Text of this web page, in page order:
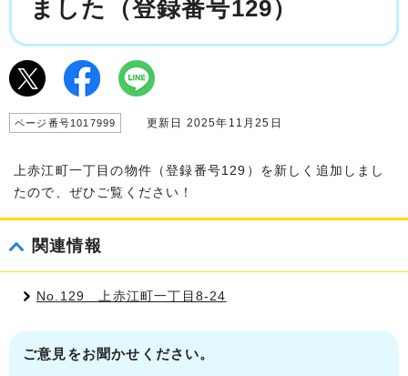
ました（登録番号129）
ページ番号1017999 更新日 2025年11月25日
上赤江町一丁目の物件（登録番号129）を新しく追加しまし
たので、ぜひご覧ください！
関連情報
No.129 上赤江町一丁目8-24
ご意見をお聞かせください。